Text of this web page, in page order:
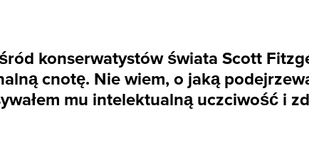
konserwatystów świata Scott
cnotę. Nie wiem, o jaką
mu intelektualną uczciwość i